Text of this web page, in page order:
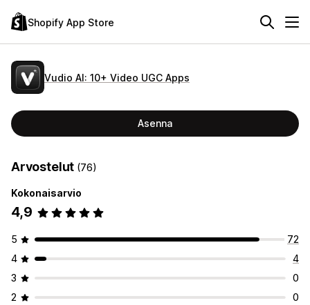
Shopify App Store
Vudio AI: 10+ Video UGC Apps
Asenna
Arvostelut (76)
Kokonaisarvio
4,9
5
72
4
4
3
0
2
0